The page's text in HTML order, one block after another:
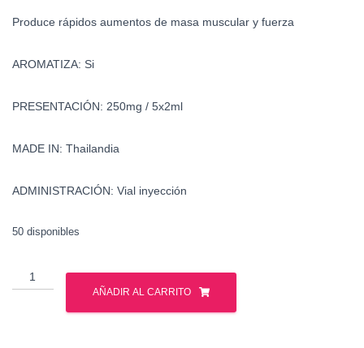
Produce rápidos aumentos de masa muscular y fuerza
AROMATIZA: Si
PRESENTACIÓN: 250mg / 5x2ml
MADE IN: Thailandia
ADMINISTRACIÓN: Vial inyección
50 disponibles
Testosterona
Cipionato
AÑADIR AL CARRITO